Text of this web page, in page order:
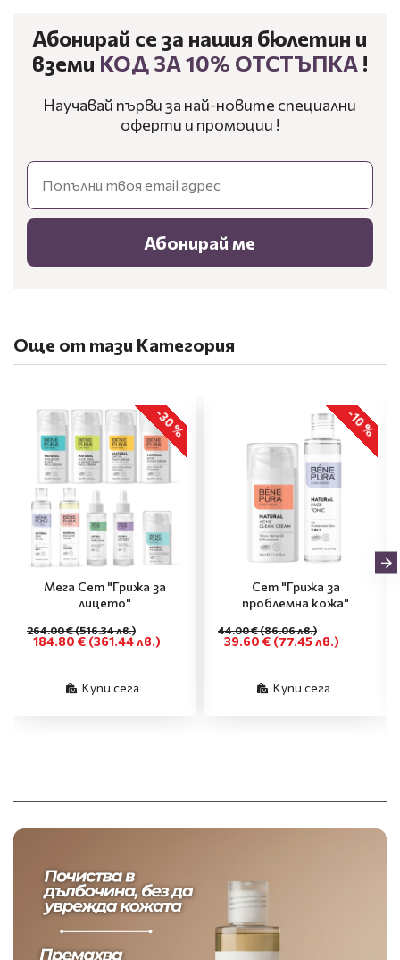
Абонирай се за нашия бюлетин и
вземи КОД ЗА 10% ОТСТЪПКА !
Научавай първи за най-новите специални
оферти и промоции !
Email
Абонирай ме
Още от тази Категория
-30 %
Мега Сет "Грижа за
лицето"
184.80 € (361.44 лв.)
264.00 €(516.34 лв.)
Купи сега
-10 %
Сет "Грижа за
проблемна кожа"
39.60 € (77.45 лв.)
44.00 €(86.06 лв.)
Купи сега